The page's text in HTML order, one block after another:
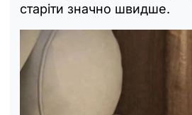
старіти значно швидше.